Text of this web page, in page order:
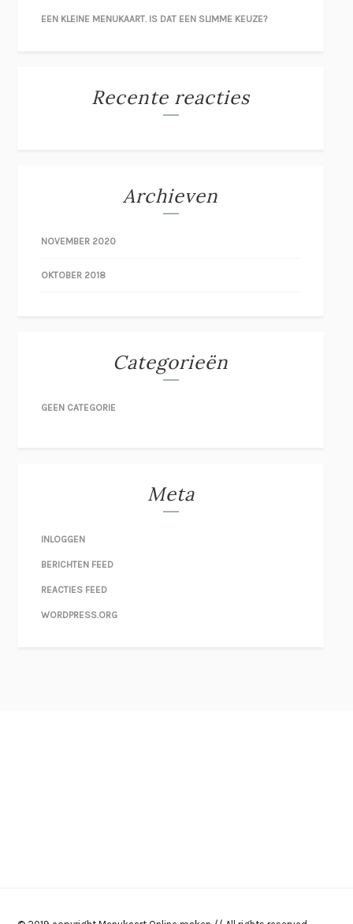
EEN KLEINE MENUKAART. IS DAT EEN SLIMME KEUZE?
Recente reacties
Archieven
NOVEMBER 2020
OKTOBER 2018
Categorieën
GEEN CATEGORIE
Meta
INLOGGEN
BERICHTEN FEED
REACTIES FEED
WORDPRESS.ORG